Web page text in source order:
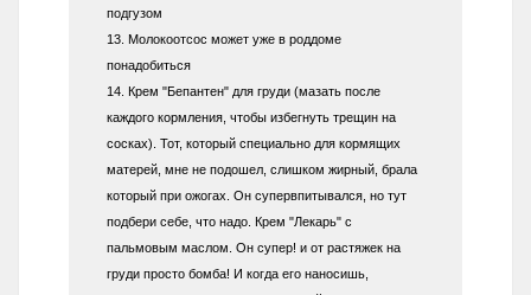
подгузом
13. Молокоотсос может уже в роддоме
понадобиться
14. Крем "Бепантен" для груди (мазать после
каждого кормления, чтобы избегнуть трещин на
сосках). Тот, который специально для кормящих
матерей, мне не подошел, слишком жирный, брала
который при ожогах. Он супервпитывался, но тут
подбери себе, что надо. Крем "Лекарь" с
пальмовым маслом. Он супер! и от растяжек на
груди просто бомба! И когда его наносишь,